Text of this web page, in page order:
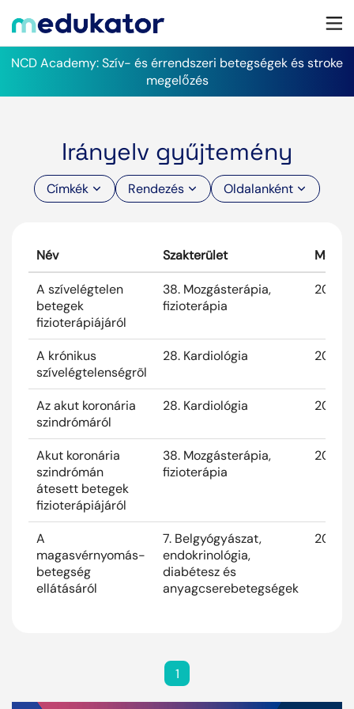
NCD Academy: Szív- és érrendszeri betegségek és stroke
megelőzés
Irányelv gyűjtemény
Címkék Rendezés Oldalanként
Név Szakterület
A szívelégtelen
betegek
fizioterápiájáról
38. Mozgásterápia,
fizioterápia
2026.
A krónikus
szívelégtelenségrõl
28. Kardiológia 2026.
Az akut koronária
szindrómáról
28. Kardiológia 2025.
Akut koronária
szindrómán
átesett betegek
fizioterápiájáról
38. Mozgásterápia,
fizioterápia
2025.
A
magasvérnyomás-
betegség
ellátásáról
7. Belgyógyászat,
endokrinológia,
diabétesz és
anyagcserebetegségek
2025.
1